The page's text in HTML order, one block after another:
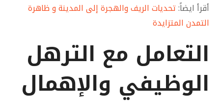
أقرأ ايضاً:تحديات الريف والهجرة إلى المدينة و ظاهرة
التمدن المتزايدة
التعامل مع الترهل
الوظيفي والإهمال